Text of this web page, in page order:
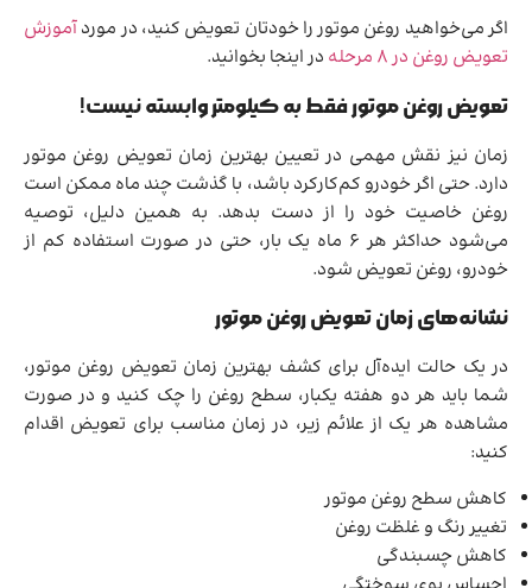
اگر می‌خواهید روغن موتور را خودتان تعویض کنید، در موردآموزش
تعویض روغن در 8 مرحله
در اینجا بخوانید.
تعویض روغن موتور فقط به کیلومتر وابسته نیست!
زمان نیز نقش مهمی در تعیین بهترین زمان تعویض روغن موتور
دارد. حتی اگر خودرو کم‌کارکرد باشد، با گذشت چند ماه ممکن است
روغن خاصیت خود را از دست بدهد. به همین دلیل، توصیه
می‌شود حداکثر هر ۶ ماه یک بار، حتی در صورت استفاده کم از
خودرو، روغن تعویض شود.
نشانه‌های زمان تعویض روغن موتور
در یک حالت ایده‌آل برای کشف بهترین زمان تعویض روغن موتور،
شما باید هر دو هفته یکبار، سطح روغن را چک کنید و در صورت
مشاهده هر یک از علائم زیر، در زمان مناسب برای تعویض اقدام
کنید:
کاهش سطح روغن موتور
تغییر رنگ و غلظت روغن
کاهش چسبندگی